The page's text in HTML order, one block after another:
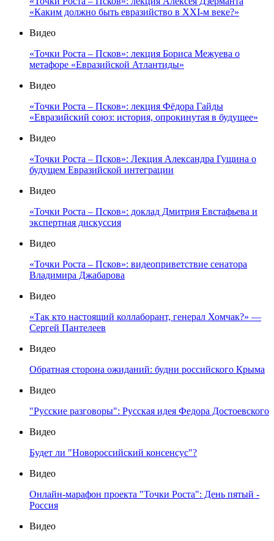
«Каким должно быть евразийство в XXI-м веке?»
Видео
«Точки Роста – Псков»: лекция Бориса Межуева о
метафоре «Евразийской Атлантиды»
Видео
«Точки Роста – Псков»: лекция Фёдора Гайды
«Евразийский союз: история, опрокинутая в будущее»
Видео
«Точки Роста – Псков»: Лекция Александра Гущина о
будущем Евразийской интеграции
Видео
«Точки Роста – Псков»: доклад Дмитрия Евстафьева и
экспертная дискуссия
Видео
«Точки Роста – Псков»: видеоприветствие сенатора
Владимира Джабарова
Видео
«Так кто настоящий коллаборант, генерал Хомчак?» —
Сергей Пантелеев
Видео
Обратная сторона ожиданий: будни российского Крыма
Видео
"Русские разговоры": Русская идея Федора Достоевского
Видео
Будет ли "Новороссийский консенсус"?
Видео
Онлайн-марафон проекта "Точки Роста": День пятый -
Россия
Видео